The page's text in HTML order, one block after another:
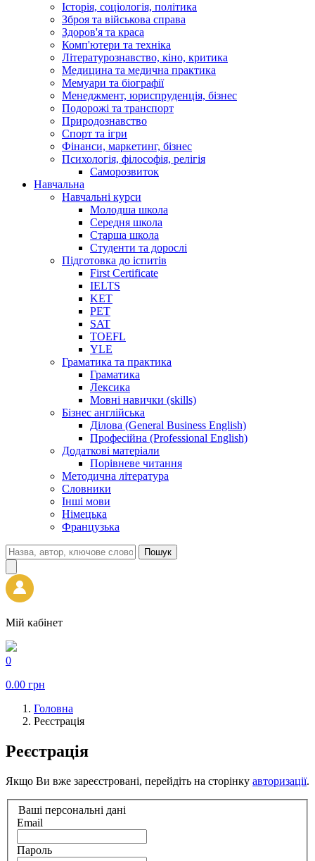
Історія, соціологія, політика
Зброя та військова справа
Здоров'я та краса
Комп'ютери та техніка
Літературознавство, кіно, критика
Медицина та медична практика
Мемуари та біографії
Менеджмент, юриспруденція, бізнес
Подорожі та транспорт
Природознавство
Спорт та ігри
Фінанси, маркетинг, бізнес
Психологія, філософія, релігія
Саморозвиток
Навчальна
Навчальні курси
Молодша школа
Середня школа
Старша школа
Студенти та дорослі
Підготовка до іспитів
First Certificate
IELTS
KET
PET
SAT
TOEFL
YLE
Граматика та практика
Граматика
Лексика
Мовні навички (skills)
Бізнес англійська
Ділова (General Business English)
Професійна (Professional English)
Додаткові матеріали
Порівневе читання
Методична література
Словники
Інші мови
Німецька
Французька
Пошук
Мій кабінет
0
0.00 грн
Головна
Реєстрація
Реєстрація
Якщо Ви вже зареєстровані, перейдіть на сторінку авторизації.
Ваші персональні дані
Email
Пароль